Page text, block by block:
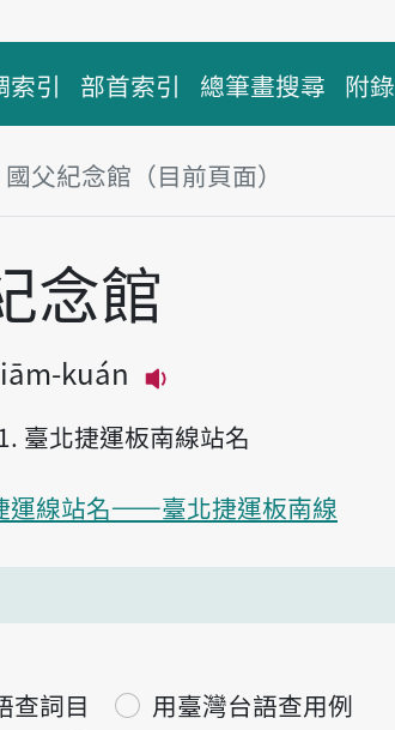
索引 部首索引 總筆畫搜尋 附錄
父紀念館（目前頁面）
念館
kuán
臺北捷運板南線站名
運線站名——臺北捷運板南線
查詞目
用臺灣台語查用例